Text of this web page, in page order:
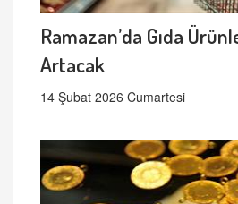
Ramazan’da Gıda
Artacak
14 Şubat 2026 Cumartesi